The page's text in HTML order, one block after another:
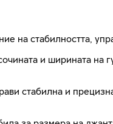
на стабилността,
и ширината на
стабилна и